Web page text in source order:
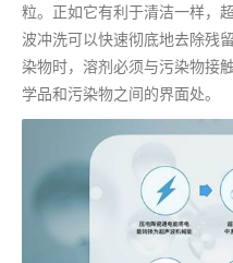
粒。正如它有利于清洁一样，
波冲洗可以快速彻底地去除残
染物时，溶剂必须与污染物接
学品和污染物之间的界面处。